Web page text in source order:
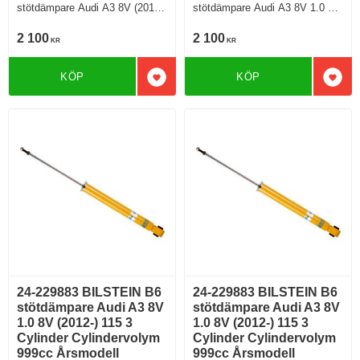
stötdämpare Audi A3 8V (2012-)
Modell med standardchassi Stel
bakaxel
2 100 KR
Lägg till i favoriter
KÖP
stötdämpare Audi A3 8V 1.0 8V
Cylindervolym 999cc Årsmodell
07/2016-> Halvkombi
Framhjulsdriven 114 Hkr Bensin
Motorkod CHZD Manuell/6,
Semi-Automat/7 Modell utan
2 100 KR
KÖP
24-229883 BILSTEIN B6
stötdämpare Audi A3 8V
1.0 8V (2012-) 115 3
Cylinder Cylindervolym
999cc Årsmodell
24-229883 BILSTEIN B6
stötdämpare Audi A3 8V
1.0 8V (2012-) 115 3
Cylinder Cylindervolym
999cc Årsmodell